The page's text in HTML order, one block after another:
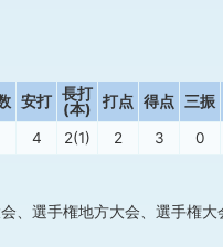
安打 長打
(本)
打点 得点 三振
4 2(1) 2 3 0
、選手権地方大会、選手権